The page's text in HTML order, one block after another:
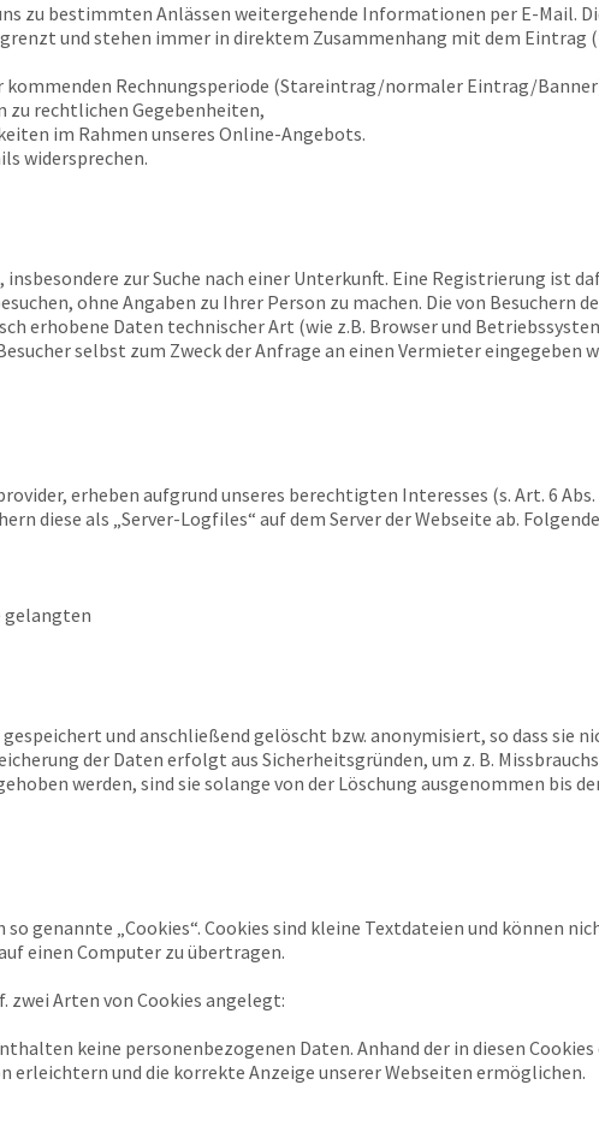
zu bestimmten Anlässen weitergehende Informationen per E-Mail.
und stehen immer in direktem Zusammenhang mit dem Eintrag
kommenden Rechnungsperiode (Stareintrag/normaler Eintrag/
rechtlichen Gegebenheiten,
im Rahmen unseres Online-Angebots.
widersprechen.
insbesondere zur Suche nach einer Unterkunft. Eine Registrierung ist
ohne Angaben zu Ihrer Person zu machen. Die von Besuchern
erhobene Daten technischer Art (wie z.B. Browser und
selbst zum Zweck der Anfrage an einen Vermieter eingegeben
erheben aufgrund unseres berechtigten Interesses (s. Art. 6 Abs.
diese als „Server-Logfiles“ auf dem Server der Webseite ab.
gelangten
und anschließend gelöscht bzw. anonymisiert, so dass sie
der Daten erfolgt aus Sicherheitsgründen, um z. B.
werden, sind sie solange von der Löschung ausgenommen bis
so genannte „Cookies“. Cookies sind kleine Textdateien und können
einen Computer zu übertragen.
zwei Arten von Cookies angelegt:
keine personenbezogenen Daten. Anhand der in diesen
und die korrekte Anzeige unserer Webseiten ermöglichen.